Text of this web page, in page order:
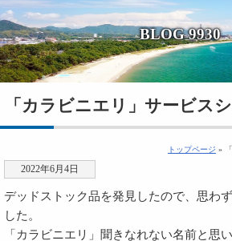
BLOG 9930
「カラビニエリ」サービス
トップページ »
2022年6月4日
デッドストック品を発見したので、思わ
した。
「カラビニエリ」聞きなれない名前と思